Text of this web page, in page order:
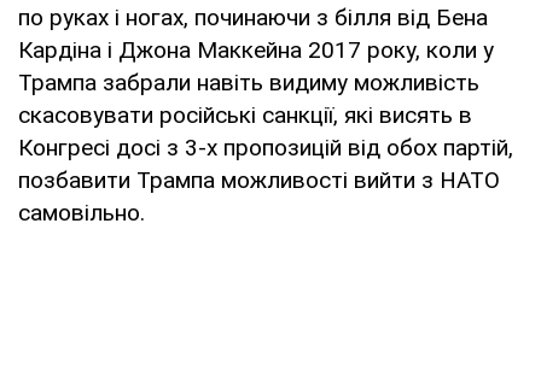
по руках і ногах, починаючи з білля від Бена
Кардіна і Джона Маккейна 2017 року, коли у
Трампа забрали навіть видиму можливість
скасовувати російські санкції, які висять в
Конгресі досі з 3-х пропозицій від обох партій,
позбавити Трампа можливості вийти з НАТО
самовільно.